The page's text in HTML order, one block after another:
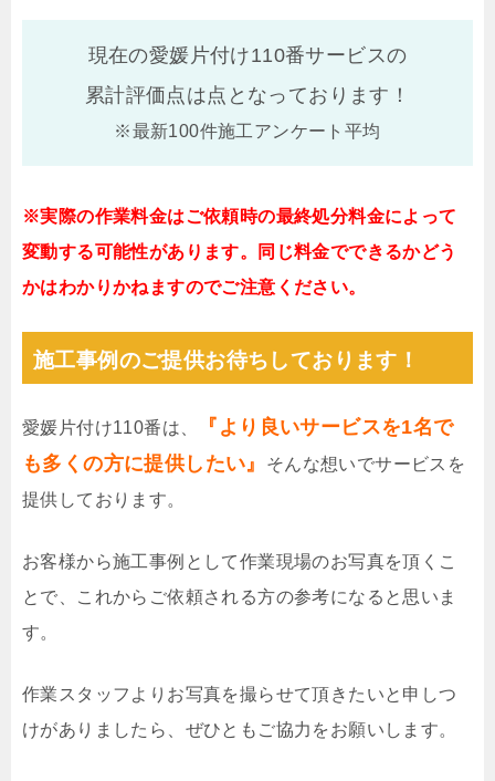
現在の愛媛片付け110番サービスの
累計評価点は点となっております！
※最新100件施工アンケート平均
※実際の作業料金はご依頼時の最終処分料金によって
変動する可能性があります。同じ料金でできるかどう
かはわかりかねますのでご注意ください。
施工事例のご提供お待ちしております！
愛媛片付け110番は、
『より良いサービスを1名で
も多くの方に提供したい』
そんな想いでサービスを
提供しております。
お客様から施工事例として作業現場のお写真を頂くこ
とで、これからご依頼される方の参考になると思いま
す。
作業スタッフよりお写真を撮らせて頂きたいと申しつ
けがありましたら、ぜひともご協力をお願いします。